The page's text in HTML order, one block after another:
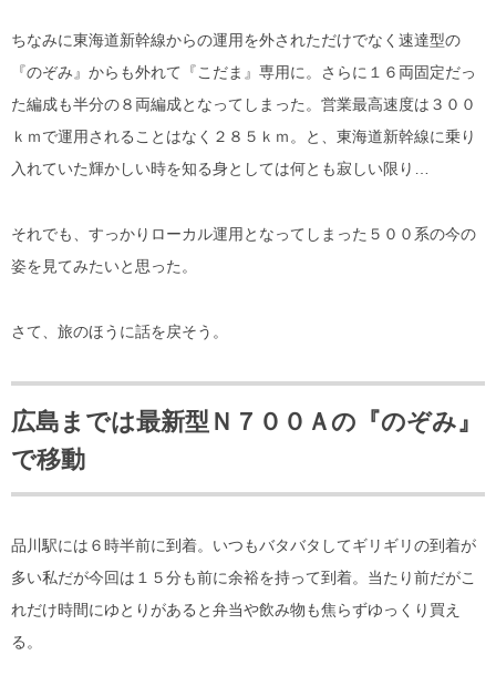
ちなみに東海道新幹線からの運用を外されただけでなく速達型の
『のぞみ』からも外れて『こだま』専用に。さらに１６両固定だっ
た編成も半分の８両編成となってしまった。営業最高速度は３００
ｋｍで運用されることはなく２８５ｋｍ。と、東海道新幹線に乗り
入れていた輝かしい時を知る身としては何とも寂しい限り…
それでも、すっかりローカル運用となってしまった５００系の今の
姿を見てみたいと思った。
さて、旅のほうに話を戻そう。
広島までは最新型Ｎ７００Ａの『のぞみ』
で移動
品川駅には６時半前に到着。いつもバタバタしてギリギリの到着が
多い私だが今回は１５分も前に余裕を持って到着。当たり前だがこ
れだけ時間にゆとりがあると弁当や飲み物も焦らずゆっくり買え
る。